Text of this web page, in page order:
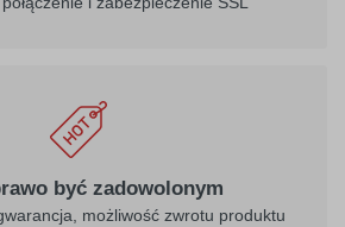
być zadowolonym
możliwość zwrotu produktu